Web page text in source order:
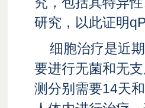
研究，以此证明
细胞治疗是近
要进行无菌和无
测分别需要14天